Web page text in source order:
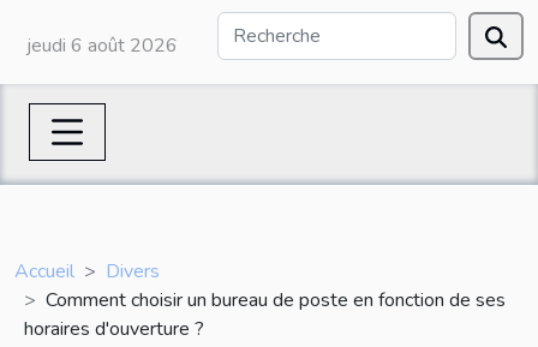
jeudi 6 août 2026
Accueil
Divers
Comment choisir un bureau de poste en fonction de ses
horaires d'ouverture ?